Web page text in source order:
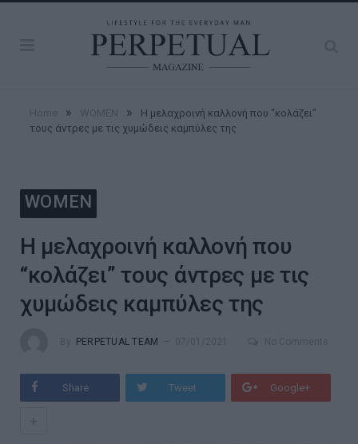
» »
Η μελαχροινή καλλονή που “κολάζει”
τους άντρες με τις χυμώδεις καμπύλες της
WOMEN
Η μελαχροινή καλλονή που
“κολάζει” τους άντρες με τις
χυμώδεις καμπύλες της
PERPETUAL TEAM
Share Tweet Google+